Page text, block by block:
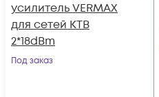
усилитель VERMAX
для сетей КТВ
2*18dBm
Под заказ